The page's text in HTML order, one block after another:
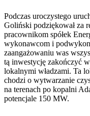
Podczas uroczystego
Goliński podziękował za
pracownikom spółek
wykonawcom i
zaangażowaniu was
tą inwestycję zakończyć
lokalnymi władzami. Ta
chodzi o wytwarzanie
na terenach po kopalni
potencjale 150 MW.